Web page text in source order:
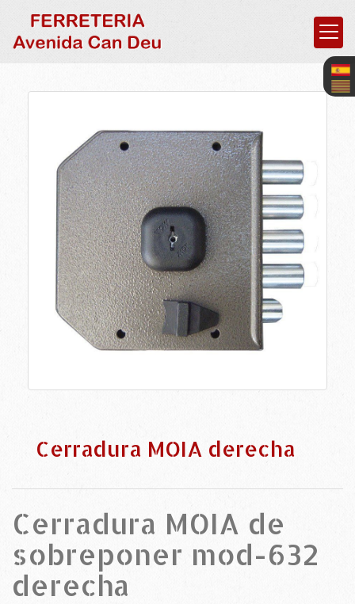
Cerradura MOIA derecha
Cerradura MOIA de
sobreponer mod-632
derecha